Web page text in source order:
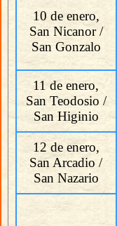
10 de enero,
San Nicanor /
San Gonzalo
11 de enero,
San Teodosio /
San Higinio
12 de enero,
San Arcadio /
San Nazario